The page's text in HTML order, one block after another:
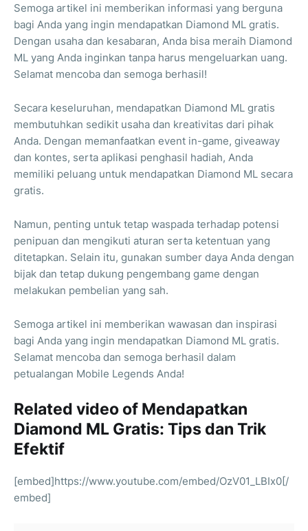
Semoga artikel ini memberikan informasi yang berguna
bagi Anda yang ingin mendapatkan Diamond ML gratis.
Dengan usaha dan kesabaran, Anda bisa meraih Diamond
ML yang Anda inginkan tanpa harus mengeluarkan uang.
Selamat mencoba dan semoga berhasil!
Secara keseluruhan, mendapatkan Diamond ML gratis
membutuhkan sedikit usaha dan kreativitas dari pihak
Anda. Dengan memanfaatkan event in-game, giveaway
dan kontes, serta aplikasi penghasil hadiah, Anda
memiliki peluang untuk mendapatkan Diamond ML secara
gratis.
Namun, penting untuk tetap waspada terhadap potensi
penipuan dan mengikuti aturan serta ketentuan yang
ditetapkan. Selain itu, gunakan sumber daya Anda dengan
bijak dan tetap dukung pengembang game dengan
melakukan pembelian yang sah.
Semoga artikel ini memberikan wawasan dan inspirasi
bagi Anda yang ingin mendapatkan Diamond ML gratis.
Selamat mencoba dan semoga berhasil dalam
petualangan Mobile Legends Anda!
Related video of Mendapatkan
Diamond ML Gratis: Tips dan Trik
Efektif
[embed]https://www.youtube.com/embed/OzV01_LBIx0[/
embed]